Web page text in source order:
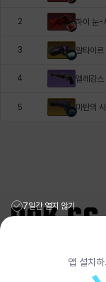
2 하이 눈-
3 알타이르
4 엘레강스
5 마탄의
리그오브레전드 전적검
전략적팀전투 TFT 전적
7일간 열지 않기
앱 설치